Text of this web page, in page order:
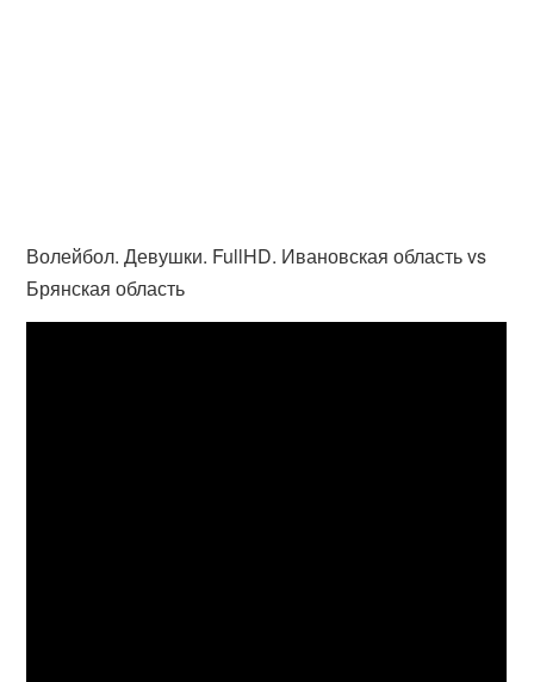
Волейбол. Девушки. FullHD. Ивановская область vs
Брянская область